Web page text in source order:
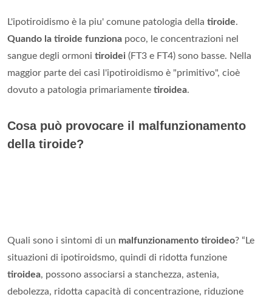
L'ipotiroidismo è la piu' comune patologia della tiroide.
Quando la tiroide funziona poco, le concentrazioni nel
sangue degli ormoni tiroidei (FT3 e FT4) sono basse. Nella
maggior parte dei casi l'ipotiroidismo è "primitivo", cioè
dovuto a patologia primariamente tiroidea.
Cosa può provocare il malfunzionamento
della tiroide?
Quali sono i sintomi di un malfunzionamento tiroideo? “Le
situazioni di ipotiroidsmo, quindi di ridotta funzione
tiroidea, possono associarsi a stanchezza, astenia,
debolezza, ridotta capacità di concentrazione, riduzione